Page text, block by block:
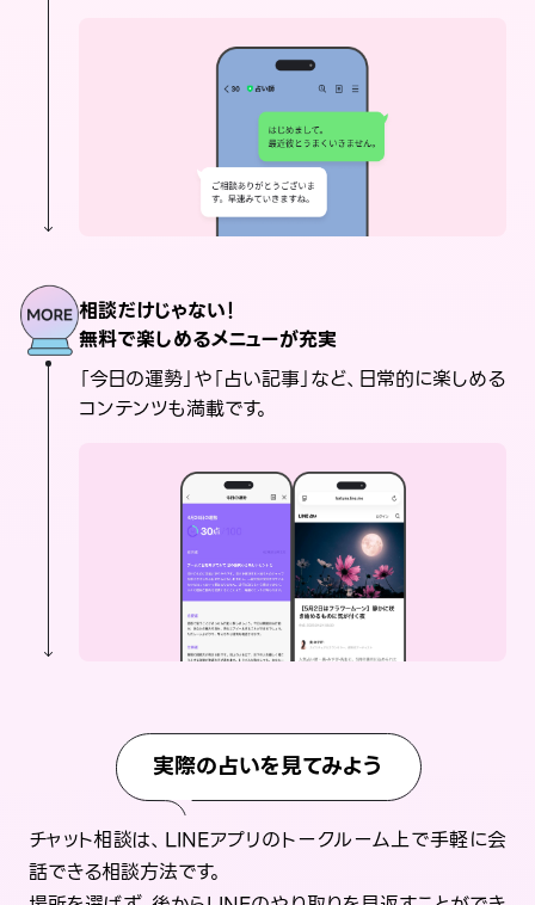
相談だけじゃない！
無料で楽しめるメニューが充実
「今日の運勢」や「占い記事」など、日常的に楽しめる
コンテンツも満載です。
実際の占いを見てみよう
チャット相談は、LINEアプリのトークルーム上で手軽に会
話できる相談方法です。